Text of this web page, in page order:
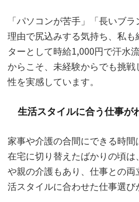
「パソコンが苦手」「長いブ
理由で尻込みする気持ち、私も
ターとして時給1,000円で汗水
からこそ、未経験からでも挑
性を実感しています。
生活スタイルに合う仕事が
家事や介護の合間にできる時間
在宅に切り替えたばかりの頃
や親の介護もあり、仕事との
活スタイルに合わせた仕事選び